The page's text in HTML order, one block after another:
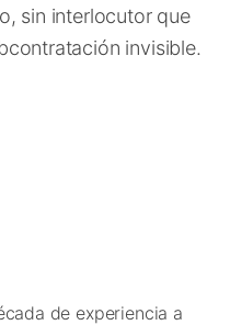
sin interlocutor que
invisible.
de experiencia a